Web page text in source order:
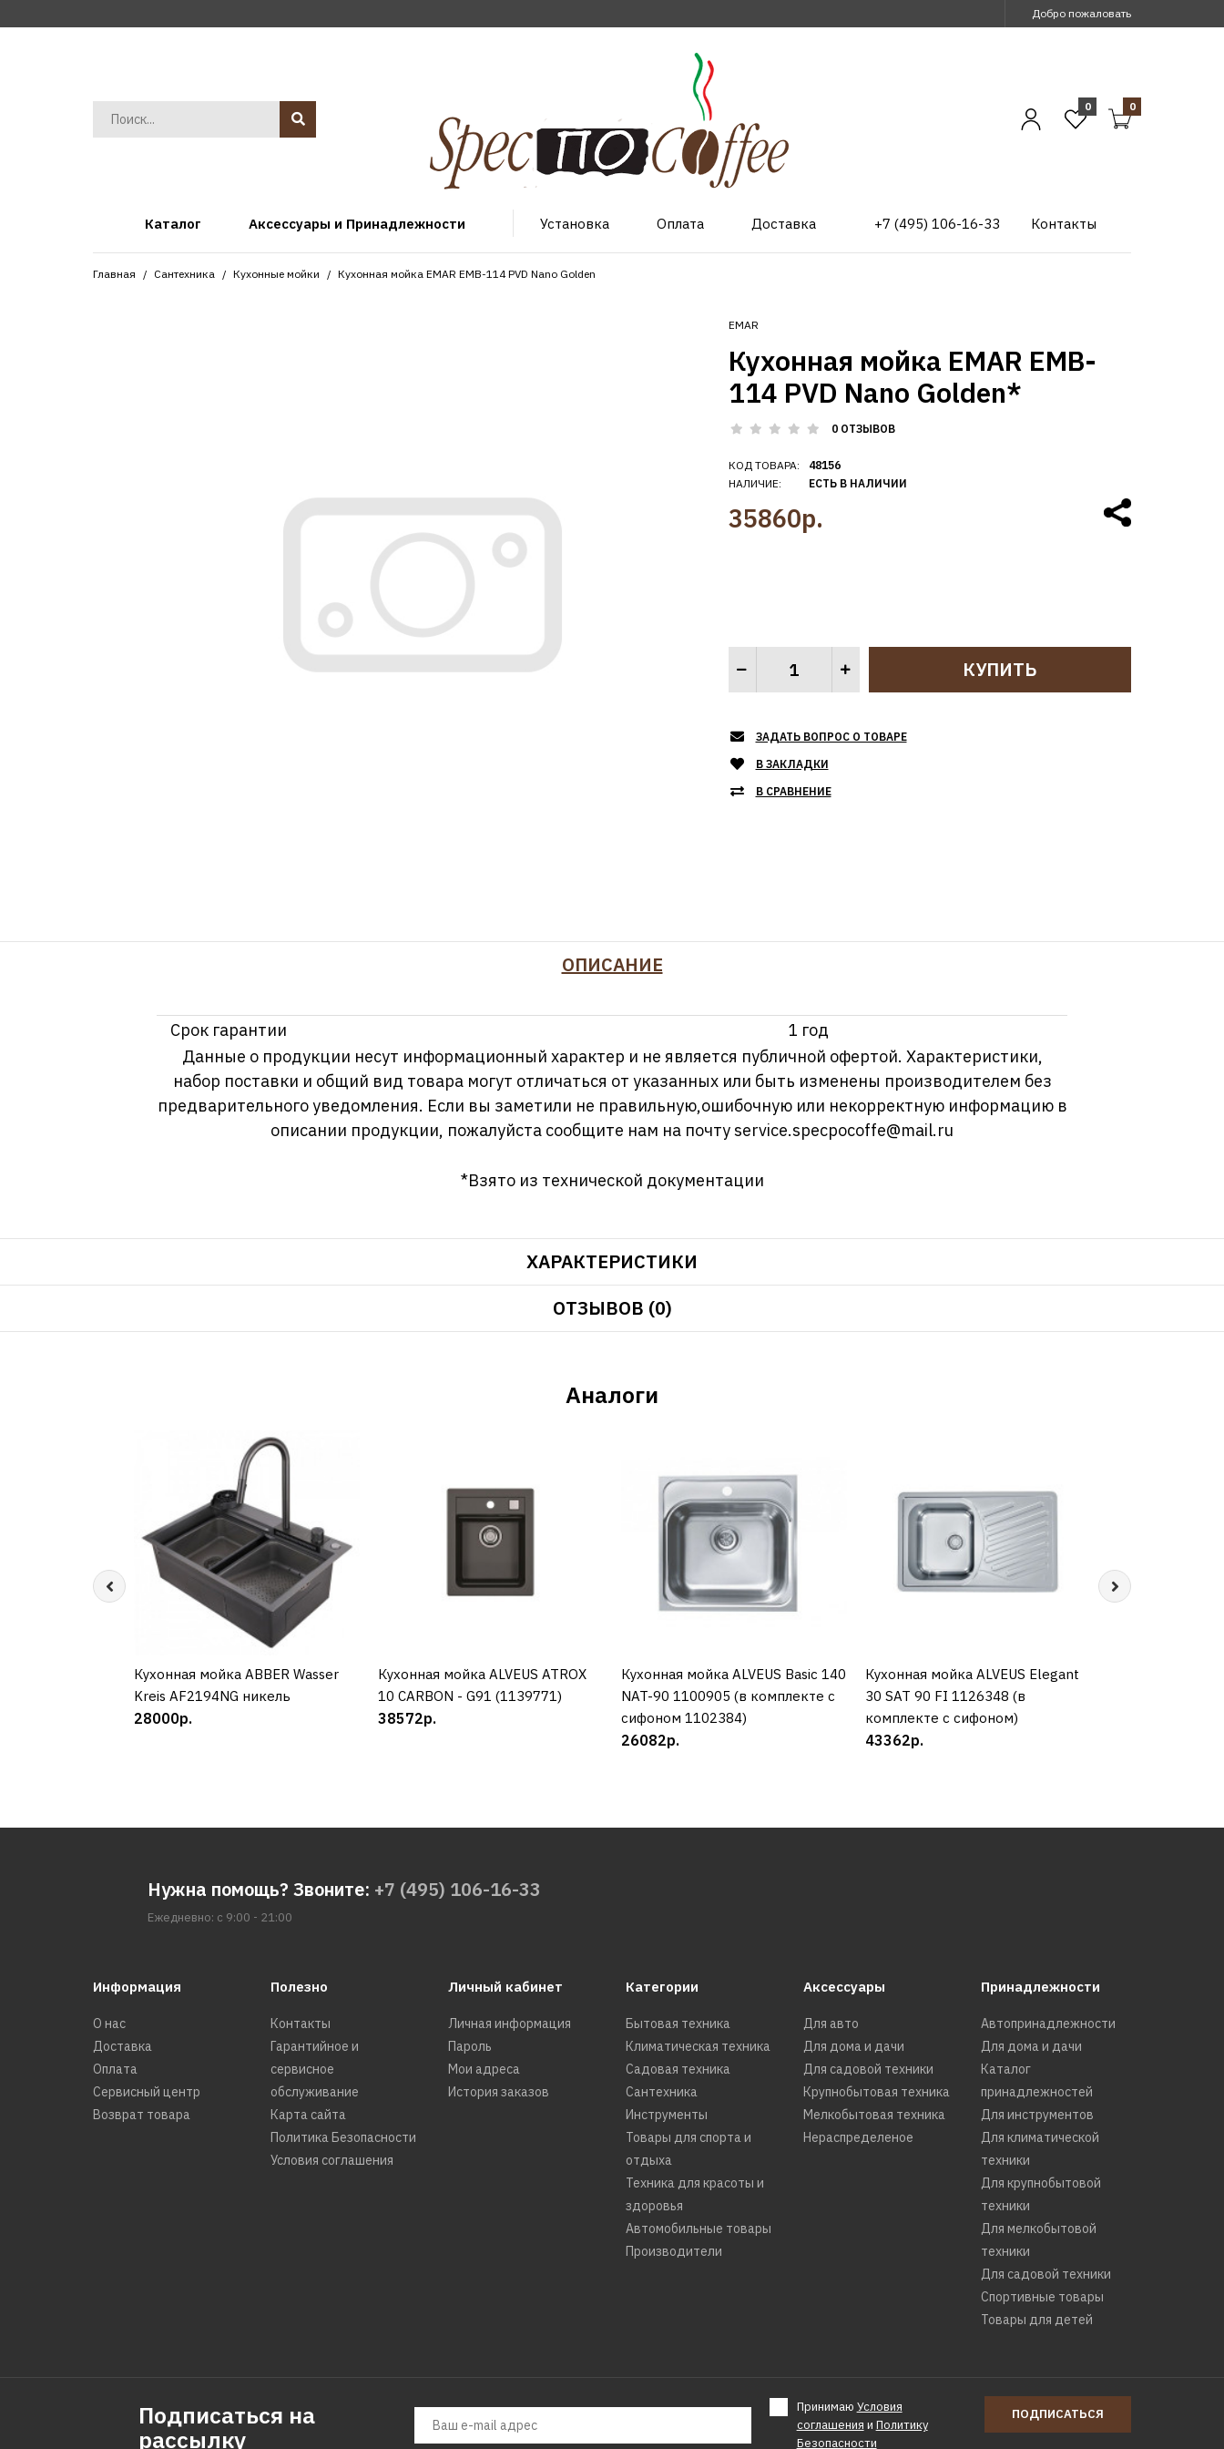
Добро пожаловать
0 0
Каталог Аксессуары и Принадлежности Установка Оплата Доставка +7 (495) 106-16-33 Контакты
Главная Сантехника Кухонные мойки Кухонная мойка EMAR EMB-114 PVD Nano Golden
EMAR
Кухонная мойка EMAR EMB-
114 PVD Nano Golden*
0 ОТЗЫВОВ
КОД ТОВАРА:
НАЛИЧИЕ:
48156
ЕСТЬ В НАЛИЧИИ
35860р.
ЗАДАТЬ ВОПРОС О ТОВАРЕ
В ЗАКЛАДКИ
В СРАВНЕНИЕ
ОПИСАНИЕ
Срок гарантии
1 год
Данные о продукции несут информационный характер и не является публичной офертой. Характеристики,
набор поставки и общий вид товара могут отличаться от указанных или быть изменены производителем без
предварительного уведомления. Если вы заметили не правильную,ошибочную или некорректную информацию в
описании продукции, пожалуйста сообщите нам на почтуservice.specpocoffe@mail.ru
*Взято из технической документации
ХАРАКТЕРИСТИКИ
ОТЗЫВОВ (0)
Аналоги
КУПИТЬ
Кухонная мойка ABBER Wasser
Kreis AF2194NG никель
28000р.
КУПИТЬ
Кухонная мойка ALVEUS ATROX
10 CARBON - G91 (1139771)
38572р.
КУПИТЬ
Кухонная мойка ALVEUS Basic 140
NAT-90 1100905 (в комплекте с
сифоном 1102384)
26082р.
КУПИТЬ
Кухонная мойка ALVEUS Elegant
30 SAT 90 FI 1126348 (в
комплекте с сифоном)
43362р.
Нужна помощь? Звоните: +7 (495) 106-16-33
Ежедневно: с 9:00 - 21:00
Информация
О нас
Доставка
Оплата
Сервисный центр
Возврат товара
Полезно
Контакты
Гарантийное и
сервисное
обслуживание
Карта сайта
Политика Безопасности
Условия соглашения
Личный кабинет
Личная информация
Пароль
Мои адреса
История заказов
Категории
Бытовая техника
Климатическая техника
Садовая техника
Сантехника
Инструменты
Товары для спорта и
отдыха
Техника для красоты и
здоровья
Автомобильные товары
Производители
Аксессуары
Для авто
Для дома и дачи
Для садовой техники
Крупнобытовая техника
Мелкобытовая техника
Нераспределеное
Принадлежности
Автопринадлежности
Для дома и дачи
Каталог
принадлежностей
Для инструментов
Для климатической
техники
Для крупнобытовой
техники
Для мелкобытовой
техники
Для садовой техники
Спортивные товары
Товары для детей
Подписаться на
рассылку
Принимаю Условия
соглашения и Политику
Безопасности
ПОДПИСАТЬСЯ